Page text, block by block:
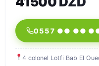
0557 ●● ●●
4 colonel Lotfi Bab El